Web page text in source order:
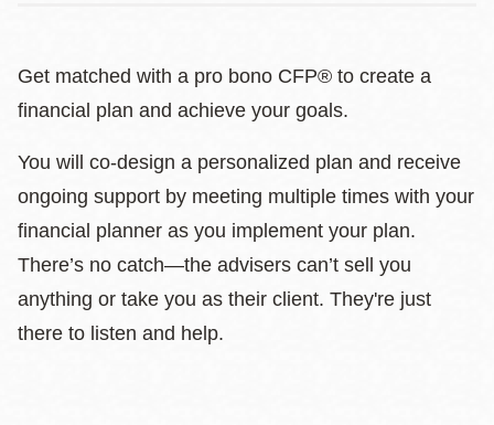
Get matched with a pro bono CFP® to create a
financial plan and achieve your goals.
You will co-design a personalized plan and receive
ongoing support by meeting multiple times with your
financial planner as you implement your plan.
There’s no catch—the advisers can’t sell you
anything or take you as their client. They're just
there to listen and help.